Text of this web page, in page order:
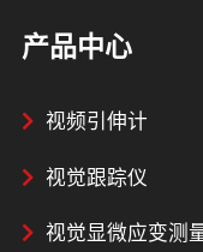
产品中心
视频引伸计
视觉跟踪仪
视觉显微应变测